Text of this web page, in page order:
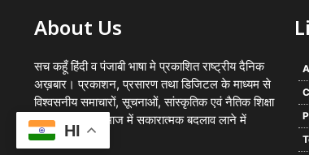
About Us
सच कहूँ हिंदी व पंजाबी भाषा मे प्रकाशित राष्ट्रीय दैनिक
अख़बार। प्रकाशन, प्रसारण तथा डिजिटल के माध्यम से
विश्वसनीय समाचारों, सूचनाओं, सांस्कृतिक एवं नैतिक शिक्षा
का प्रसार कर समाज में सकारात्मक बदलाव लाने में
प्रयासरत
HI